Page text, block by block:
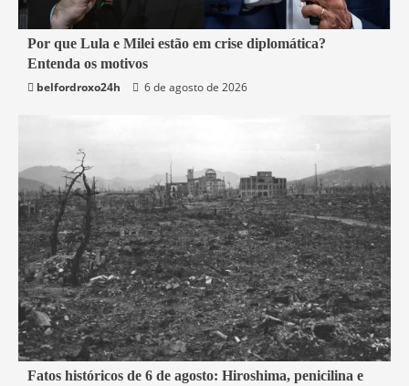
3 min read
Mundo
Por que Lula e Milei estão em crise diplomática?
Entenda os motivos
belfordroxo24h
6 de agosto de 2026
2 min read
Fatos históricos de 6 de agosto: Hiroshima, penicilina e